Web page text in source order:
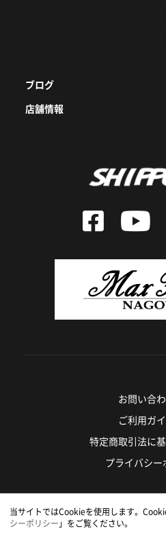
ブログ
店舗情報
お問い合
ご利用ガ
特定商取引法に
プライバシー
Copyright © SHIPPO-YA
当サイトではCookieを使用します。
シーポリシー 」をご覧ください。